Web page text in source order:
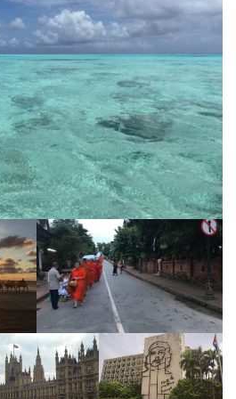
ラオスの古都-ルアンパバーンで